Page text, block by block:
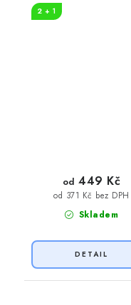
2 + 1
Skladem
od 371 Kč bez DPH
od 449 Kč